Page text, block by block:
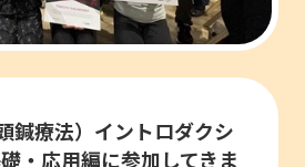
鍼療法）イントロダクシ
・応用編に参加してきま